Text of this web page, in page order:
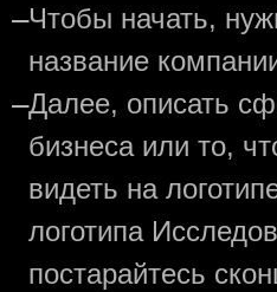
—Чтобы начать,
название
—Далее, описать
бизнеса или то,
видеть на
логотипа
постарайтесь